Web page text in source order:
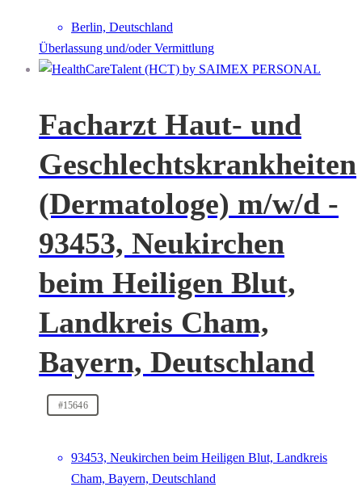
Berlin, Deutschland
Überlassung und/oder Vermittlung
Facharzt Haut- und
Geschlechtskrankheiten
(Dermatologe) m/w/d -
93453, Neukirchen
beim Heiligen Blut,
Landkreis Cham,
Bayern, Deutschland
#15646
93453, Neukirchen beim Heiligen Blut, Landkreis
Cham, Bayern, Deutschland